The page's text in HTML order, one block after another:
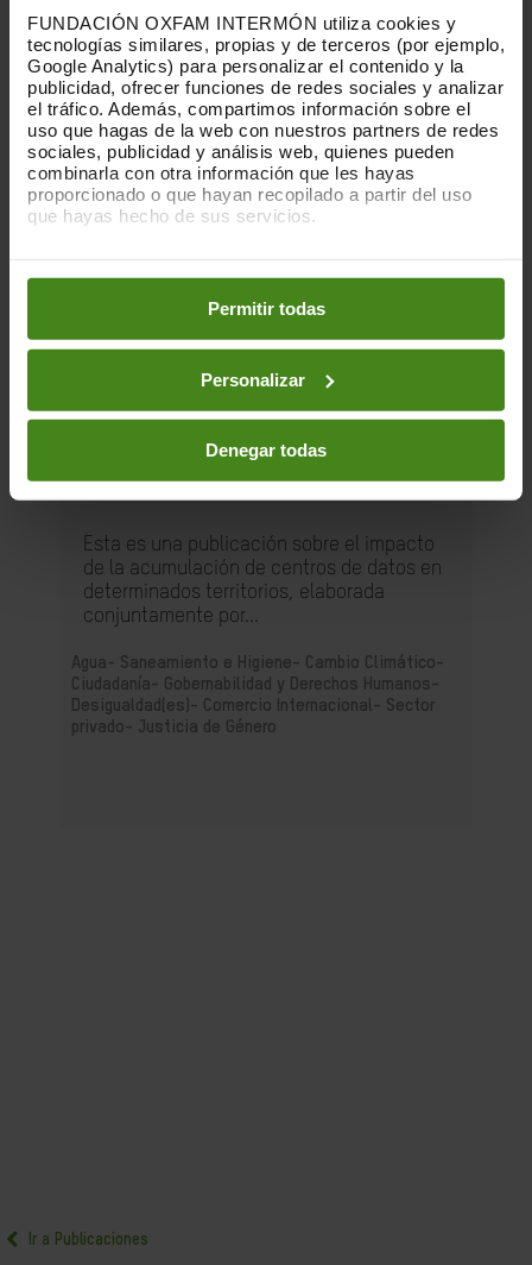
FUNDACIÓN OXFAM INTERMÓN utiliza cookies y
tecnologías similares, propias y de terceros (por ejemplo,
Google Analytics) para personalizar el contenido y la
publicidad, ofrecer funciones de redes sociales y analizar
el tráfico. Además, compartimos información sobre el
uso que hagas de la web con nuestros partners de redes
sociales, publicidad y análisis web, quienes pueden
combinarla con otra información que les hayas
proporcionado o que hayan recopilado a partir del uso
que hayas hecho de sus servicios.
preferencias accediendo a nuestraPolítica de Cookieso
en los botones facilitados a continuación:
Permitir todas
Personalizar
Denegar todas
01.12.2025
La huella que dejan las nubes. Los
centros de datos y las desigualdades
Esta es una publicación sobre el impacto
de la acumulación de centros de datos en
determinados territorios, elaborada
conjuntamente por...
Agua- Saneamiento e Higiene- Cambio Climático-
Ciudadanía- Gobernabilidad y Derechos Humanos-
Desigualdad(es)- Comercio Internacional- Sector
privado- Justicia de Género
Ir a Publicaciones